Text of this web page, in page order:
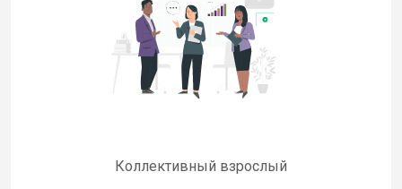
Коллективный взрослый